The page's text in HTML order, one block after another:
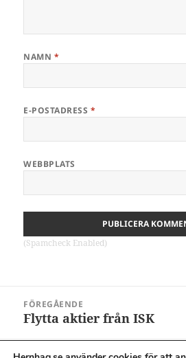
NAMN *
E-POSTADRESS *
WEBBPLATS
(Spamcheck Enabled)
FÖREGÅENDE
Föregående
Flytta aktier från ISK